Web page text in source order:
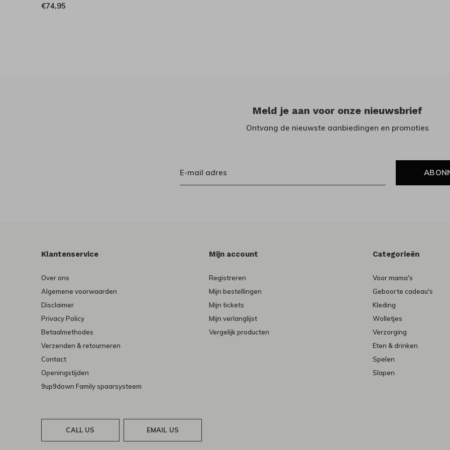
€74,95
Meld je aan voor onze nieuwsbrief
Ontvang de nieuwste aanbiedingen en promoties
Klantenservice
Over ons
Algemene voorwaarden
Disclaimer
Privacy Policy
Betaalmethodes
Verzenden & retourneren
Contact
Openingstijden
9up9down Family spaarsysteem
Mijn account
Registreren
Mijn bestellingen
Mijn tickets
Mijn verlanglijst
Vergelijk producten
Categorieën
Voor mama's
Geboorte cadeau's
Kleding
Wolletjes
Verzorging
Eten & drinken
Spelen
Slapen
CALL US EMAIL US